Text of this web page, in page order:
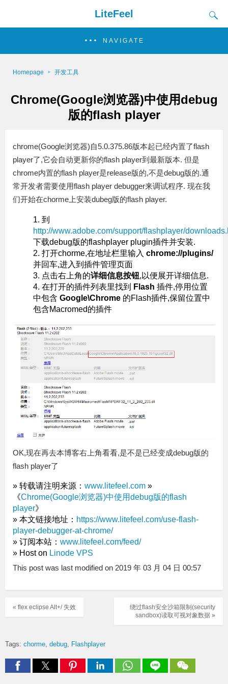
LiteFeel
NAVIGATE
Homepage 开发工具
Chrome(Google浏览器)中使用debug
版的flash player
chrome(Google浏览器)自5.0.375.86版本起已经内置了flash
player了,它会自动更新你的flash player到最新版本. 但是
chrome内置的flash player是release版的,不是debug版的.通
常开发者需要使用flash player debugger来调试程序. 现在我
们开始在chorme上安装dubeg版的flash player.
到
http://www.adobe.com/support/flashplayer/
下载debug版的flashplayer plugin插件并安装.
打开chorme,在地址栏里输入 chrome://plugins/
并回车,进入到插件管理页面
点击右上角的详细信息按钮,以便展开详细信息.
在打开的插件列表里找到
Flash 插件,停用位置
中包含 Google\Chrome 的Flash插件,保留位置中
包含Macromed的插件
OK,现在再去本博客右上角看看,是不是已经变成debug版的
flash player了
» 转载请注明来源： www.litefeel.com »
《Chrome(Google浏览器)中使用debug版的flash
player》
» 本文链接地址： https://www.litefeel.com/use-flash-
player-debugger-at-chrome/
» 订阅本站： www.litefeel.com/feed/
» Host on Linode VPS
This post was last modified on 2019 年 03 月 04 日 00:57
绕过flash安全沙箱限制(security
sandbox)读取可视对象数据 »
« flex eclipse Alt+/ 失效
Tags: chorme debug Flashplayer